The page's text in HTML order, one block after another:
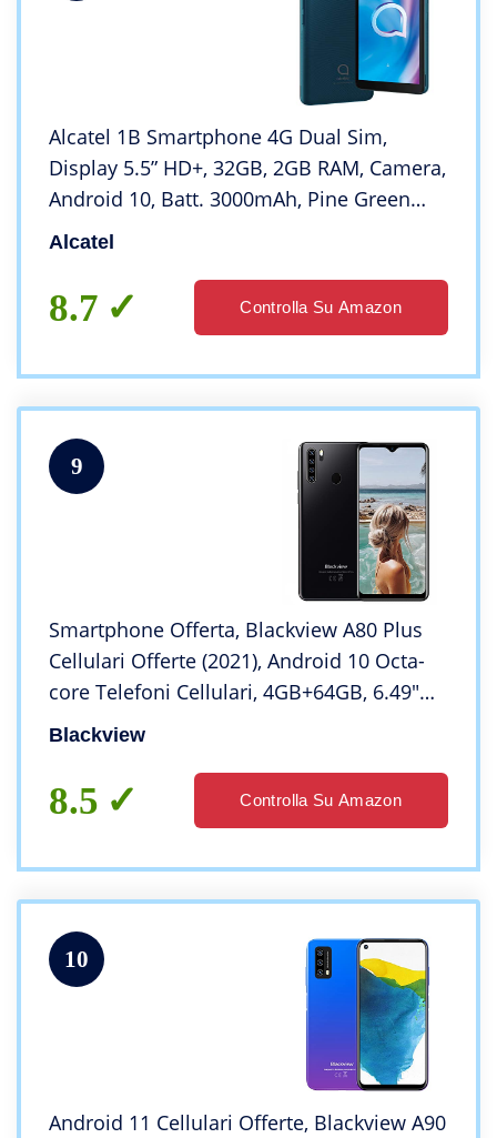
Alcatel 1B Smartphone 4G Dual Sim,
Display 5.5” HD+, 32GB, 2GB RAM, Camera,
Android 10, Batt. 3000mAh, Pine Green
[Italia]
Alcatel
8.7 Controlla Su Amazon
9
Smartphone Offerta, Blackview A80 Plus
Cellulari Offerte (2021), Android 10 Octa-
core Telefoni Cellulari, 4GB+64GB, 6.49″
19: 9 HD+ Schermo, 4680mAh, 13MP+8MP,
Blackview
8.5 Controlla Su Amazon
10
Android 11 Cellulari Offerte, Blackview A90